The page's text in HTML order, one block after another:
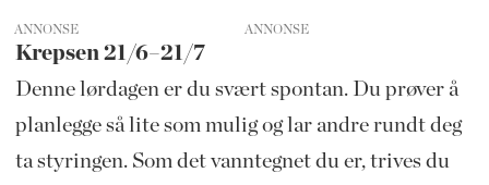
ANNONSE
Krepsen 21/6–21/7
Denne lørdagen er du svært spontan. Du prøver å
planlegge så lite som mulig og lar andre rundt deg
ta styringen. Som det vanntegnet du er, trives du